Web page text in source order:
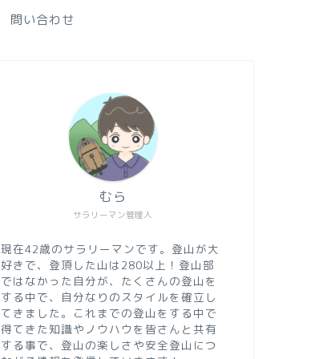
問い合わせ
サラリーマン管理人
むら
現在42歳のサラリーマンです。登山が大
好きで、登頂した山は280以上！登山部
ではなかった自分が、たくさんの登山を
する中で、自分なりのスタイルを確立し
てきました。これまでの登山をする中で
得てきた知識やノウハウを皆さんと共有
する事で、登山の楽しさや安全登山につ